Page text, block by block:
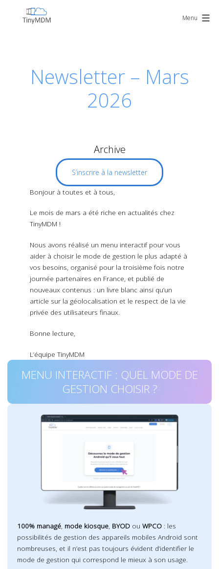
TinyMDM Menu
Newsletter – Mars
2026
Archive
S’inscrire à la newsletter
Bonjour à toutes et à tous,
Le mois de mars a été riche en actualités chez
TinyMDM !
Nous avons réalisé un menu interactif pour vous
aider à choisir le mode de gestion le plus adapté à
vos besoins, organisé pour la troisième fois notre
journée partenaires en France, et publié de
nouveaux contenus : un livre blanc ainsi qu’un
article sur la géolocalisation et le respect de la vie
privée des utilisateurs finaux.
Bonne lecture,
L’équipe TinyMDM
MENU INTERACTIF : QUEL MODE DE
GESTION CHOISIR ?
100% managé, mode kiosque, BYODou WPCO: les
possibilités de gestion des appareils mobiles Android sont
nombreuses, et il n’est pas toujours évident d’identifier le
mode de gestion qui correspond le mieux à son usage.